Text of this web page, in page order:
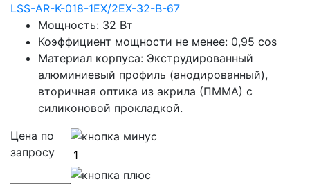
LSS-AR-K-018-1EX/2EX-32-B-67
Мощность: 32 Вт
Коэффициент мощности не менее: 0,95 cos
Материал корпуса: Экструдированный
алюминиевый профиль (анодированный),
вторичная оптика из акрила (ПММА) с
силиконовой прокладкой.
Цена по
запросу